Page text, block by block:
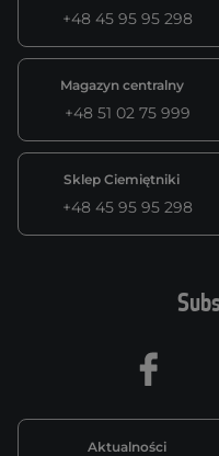
+48 45 95 95 298
Magazyn centralny
+48 51 02 75 999
Sklep Ciemiętniki
+48 45 95 95 298
Aktualności
Facebook